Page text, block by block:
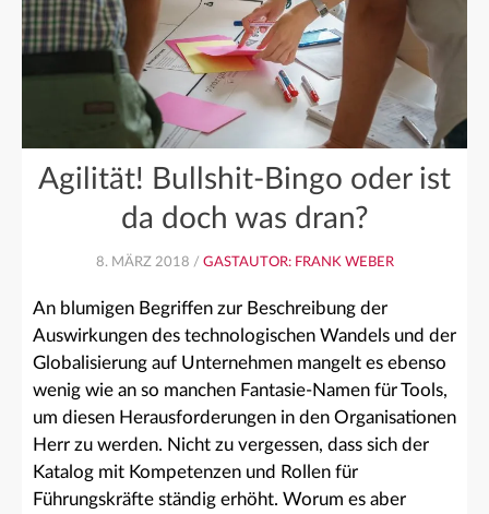
Agilität! Bullshit-Bingo oder ist
da doch was dran?
8. MÄRZ 2018 / GASTAUTOR: FRANK WEBER
An blumigen Begriffen zur Beschreibung der
Auswirkungen des technologischen Wandels und der
Globalisierung auf Unternehmen mangelt es ebenso
wenig wie an so manchen Fantasie-Namen für Tools,
um diesen Herausforderungen in den Organisationen
Herr zu werden. Nicht zu vergessen, dass sich der
Katalog mit Kompetenzen und Rollen für
Führungskräfte ständig erhöht. Worum es aber